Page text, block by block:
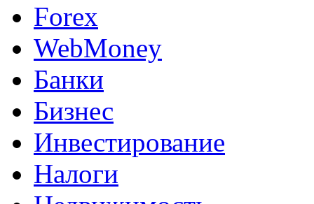
Forex
WebMoney
Банки
Бизнес
Инвестирование
Налоги